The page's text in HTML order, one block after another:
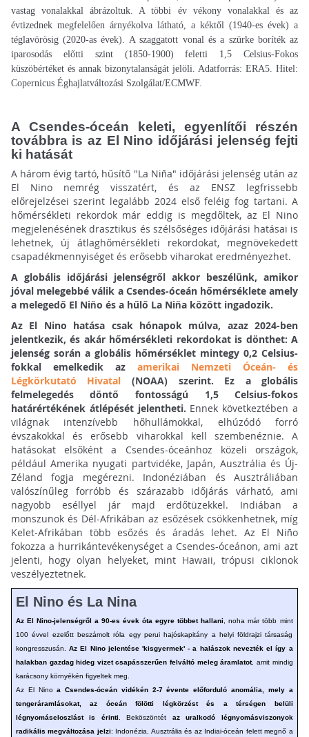
vastag vonalakkal ábrázoltuk. A többi év vékony vonalakkal és az
évtizednek megfelelően árnyékolva látható, a kéktől (1940-es évek) a
téglavörösig (2020-as évek). A szaggatott vonal és a szürke boríték az
iparosodás előtti szint (1850-1900) feletti 1,5 Celsius-Fokos
küszöbértéket és annak bizonytalanságát jelöli. Adatforrás: ERA5. Hitel:
Copernicus Éghajlatváltozási Szolgálat/ECMWF.
A Csendes-óceán keleti, egyenlítői részén
továbbra is az El Nino időjárási jelenség fejti
ki hatását
A három évig tartó, hűsítő "La Niña" időjárási jelenség után az
El Nino nemrég visszatért, és az ENSZ legfrissebb
előrejelzései szerint legalább 2024 első feléig fog tartani. A
hőmérsékleti rekordok már eddig is megdőltek, az El Nino
megjelenésének drasztikus és szélsőséges időjárási hatásai is
lehetnek, új átlaghőmérsékleti rekordokat, megnövekedett
csapadékmennyiséget és erősebb viharokat eredményezhet.
A globális időjárási jelenségről akkor beszélünk, amikor
jóval melegebbé válik a Csendes-óceán hőmérséklete amely
a melegedő El Niño és a hűlő La Niña között ingadozik.
Az El Nino hatása csak hónapok múlva, azaz 2024-ben
jelentkezik, és akár hőmérsékleti rekordokat is dönthet: A
jelenség során a globális hőmérséklet mintegy 0,2 Celsius-
fokkal emelkedik az amerikai Nemzeti Óceán- és
Légkörkutató Hivatal (NOAA) szerint. Ez a globális
felmelegedés döntő fontosságú 1,5 Celsius-fokos
határértékének átlépését jelentheti. Ennek következtében a
világnak intenzívebb hőhullámokkal, elhúzódó forró
évszakokkal és erősebb viharokkal kell szembenéznie. A
hatásokat elsőként a Csendes-óceánhoz közeli országok,
például Amerika nyugati partvidéke, Japán, Ausztrália és Új-
Zéland fogja megérezni. Indonéziában és Ausztráliában
valószínűleg forróbb és szárazabb időjárás várható, ami
nagyobb eséllyel jár majd erdőtüzekkel. Indiában a
monszunok és Dél-Afrikában az esőzések csökkenhetnek, míg
Kelet-Afrikában több esőzés és áradás lehet. Az El Niño
fokozza a hurrikántevékenységet a Csendes-óceánon, ami azt
jelenti, hogy olyan helyeket, mint Hawaii, trópusi ciklonok
veszélyeztetnek.
El Nino és La Nina
Az El Nino-jelenségről a 90-es évek óta egyre többet hallani, noha már több mint
100 évvel ezelőtt beszámolt róla egy perui hajóskapitány a helyi földrajzi társaság
kongresszusán.Az El Nino jelentése 'kisgyermek' - a halászok nevezték el így a
halakban gazdag hideg vizet csapásszerűen felváltó meleg áramlatot, amit mindig
karácsony környékén figyeltek meg.
Az El Ninoa Csendes-óceán vidékén 2-7 évente előforduló anomália, mely a
tengeráramlásokat, az óceán fölötti légkörzést és a térségen belüli
légnyomáseloszlást is érinti. Beköszöntét az uralkodó légnyomásviszonyok
radikális megváltozása jelzi: Indonézia, Ausztrália és az Indiai-óceán felett megnő a